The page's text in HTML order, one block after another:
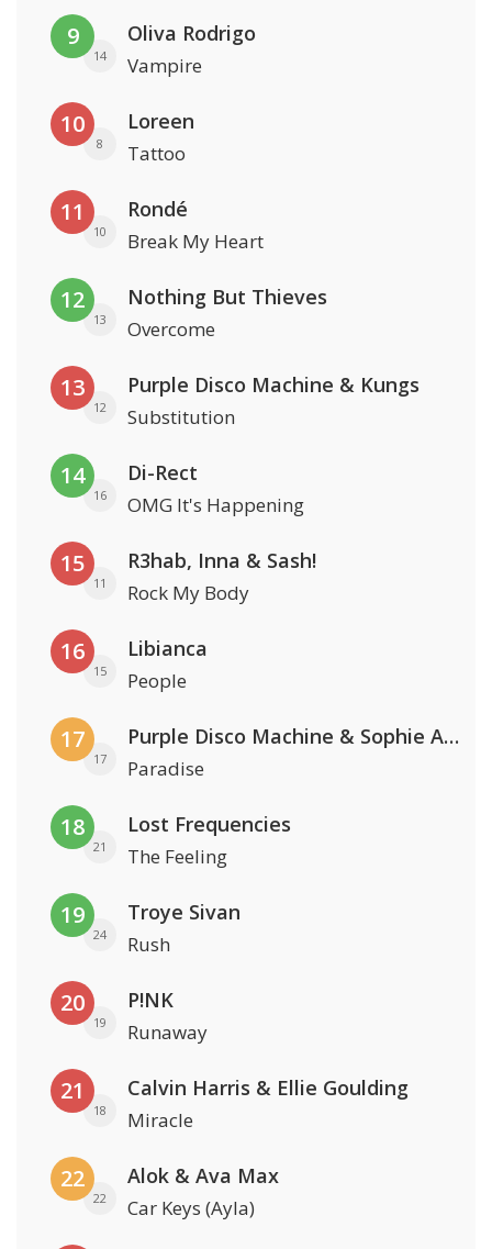
9
14
Oliva Rodrigo
Vampire
10
8
Loreen
Tattoo
11
10
Rondé
Break My Heart
12
13
Nothing But Thieves
Overcome
13
12
Purple Disco Machine & Kungs
Substitution
14
16
Di-Rect
OMG It's Happening
15
11
R3hab, Inna & Sash!
Rock My Body
16
15
Libianca
People
17
17
Purple Disco Machine & Sophie And The Giants
Paradise
18
21
Lost Frequencies
The Feeling
19
24
Troye Sivan
Rush
20
19
P!NK
Runaway
21
18
Calvin Harris & Ellie Goulding
Miracle
22
22
Alok & Ava Max
Car Keys (Ayla)